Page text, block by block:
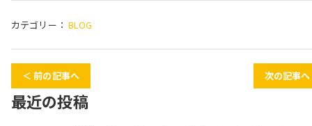
カテゴリー： BLOG
＜ 前の記事へ 次の記事
最近の投稿